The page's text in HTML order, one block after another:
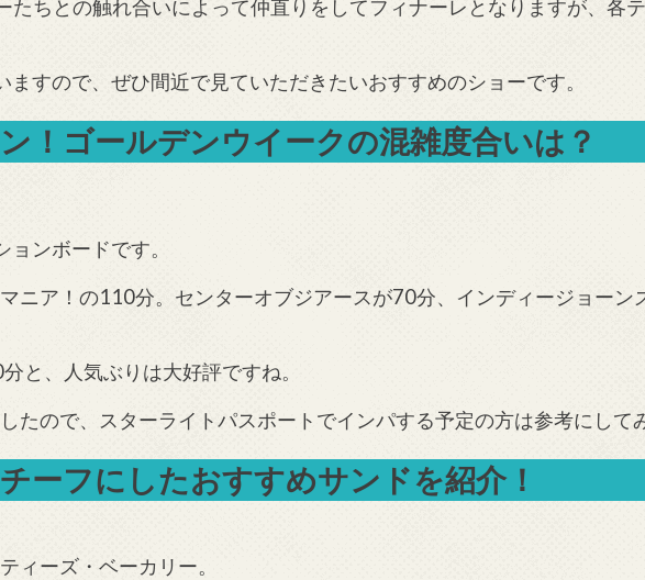
たちとの触れ合いによって仲直りをしてフィナーレとなりますが、各
すので、ぜひ間近で見ていただきたいおすすめのショーです。
！ゴールデンウイークの混雑度合いは？
ンボードです。
ニア！の110分。センターオブジアースが70分、インディージョー
と、人気ぶりは大好評ですね。
たので、スターライトパスポートでインパする予定の方は参考にして
ーフにしたおすすめサンドを紹介！
ィーズ・ベーカリー。